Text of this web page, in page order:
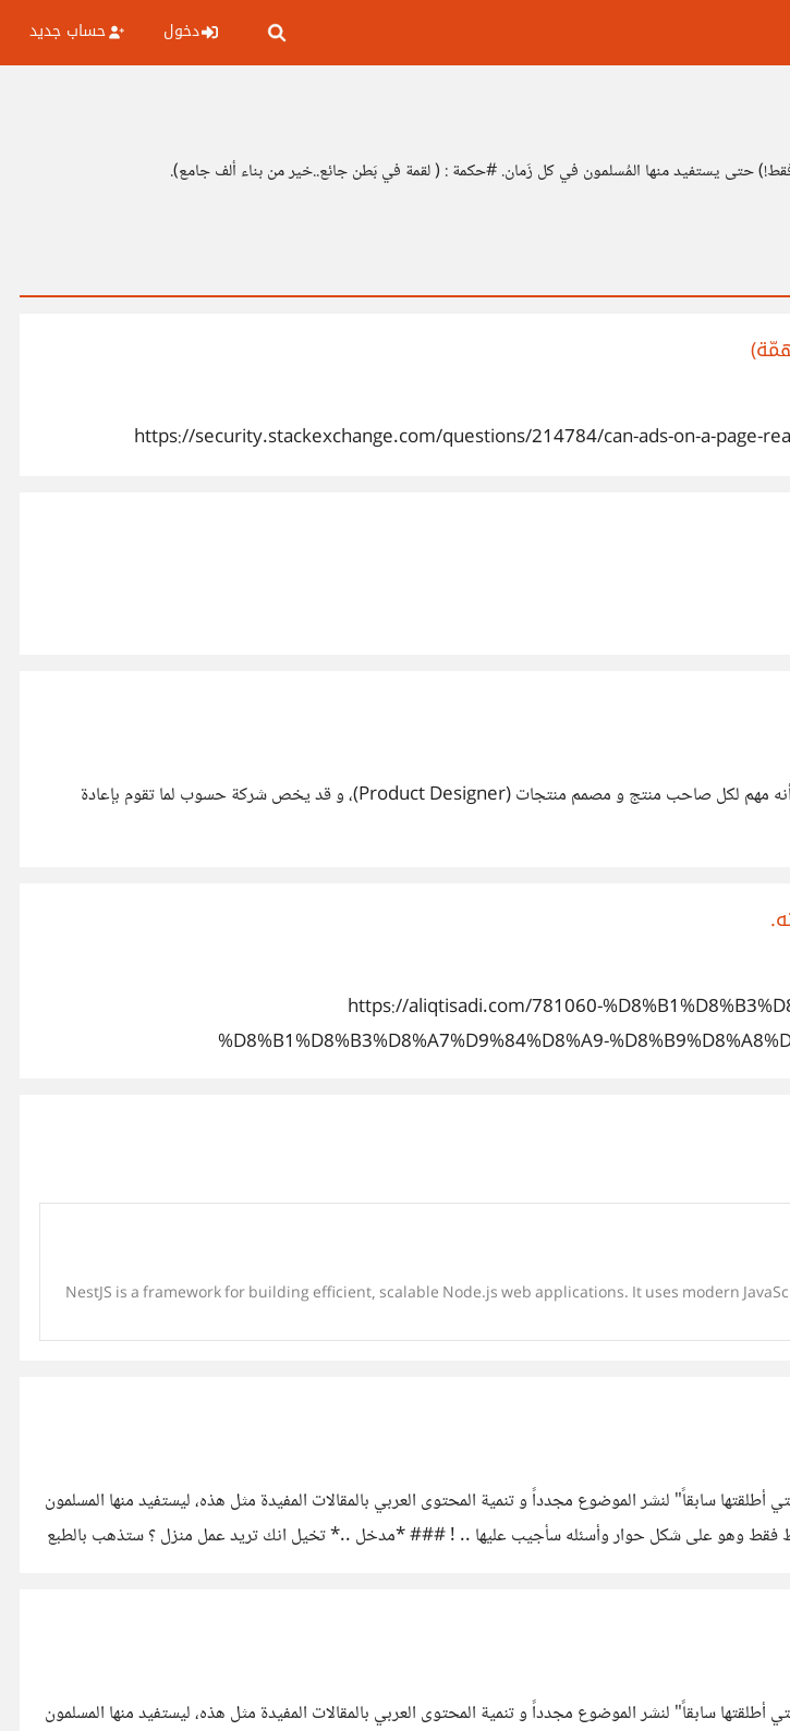
دخول حساب جديد
فقط!) حتى يستفيد منها المُسلمون في كل زَمان. #حكمة : ( لقمة في بَطن جائع..خير من بناء ألف جامع).
السلام عليكم، كيف حالكم؟ هل منكم من يعرف هذا المصطلح؟ وماذا يقصد به بالضبط! أظن أنه مهم لكل صاحب منتج و مصمم منتجات (Product Designer)، و قد يخص شركة حسوب لما تقوم بإعادة
https://aliqtisadi.com/781060-
%D8%B1%D8%B3%D8%A7%D9%84%D8%A9-
NestJS is a framework for building efficient, scalable Node.js web applications. It uses modern
سابقاً" لنشر الموضوع مجدداً و تنمية المحتوى العربي بالمقالات المفيدة مثل هذه، ليستفيد منها المسلمون
فقط وهو على شكل حوار وأسئله سأجيب عليها .. ! ### *مدخل ..* تخيل انك تريد عمل منزل ؟ ستذهب بالطبع
سابقاً" لنشر الموضوع مجدداً و تنمية المحتوى العربي بالمقالات المفيدة مثل هذه، ليستفيد منها المسلمون